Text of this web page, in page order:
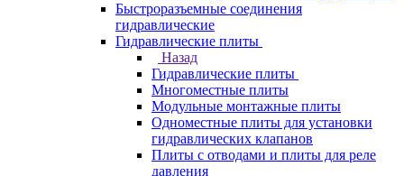
Быстроразъемные соединения
гидравлические
Гидравлические плиты
Назад
Гидравлические плиты
Многоместные плиты
Модульные монтажные плиты
Одноместные плиты для установки
гидравлических клапанов
Плиты с отводами и плиты для реле
давления